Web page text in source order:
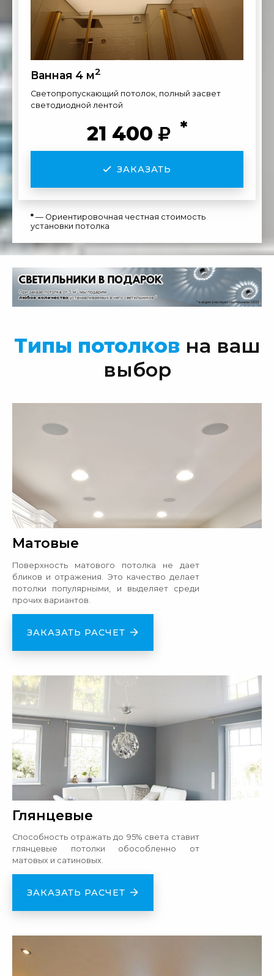
Ванная 4 м2
Светопропускающий потолок, полный засвет
светодиодной лентой
21 400 *
ЗАКАЗАТЬ
* — Ориентировочная честная стоимость
установки потолка
Типы потолковна ваш
выбор
Матовые
Поверхность матового потолка не дает
бликов и отражения. Это качество делает
потолки популярными, и выделяет среди
прочих вариантов.
ЗАКАЗАТЬ РАСЧЕТ
Глянцевые
Способность отражать до 95% света ставит
глянцевые потолки обособленно от
матовых и сатиновых.
ЗАКАЗАТЬ РАСЧЕТ